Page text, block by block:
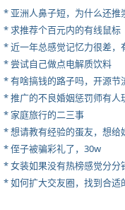
* 亚洲人鼻子短，为什么还推
* 求推荐个百元内的有线鼠标
* 近一年总感觉记忆力很差，
* 尝试自己做点电解质饮料
* 推广的不良婚姻惩罚师有人
* 家庭旅行的二三事
* 侄子被骗彩礼了，30w
* 女装如果没有热榜感觉分分
* 如何扩大交友圈，找到合适